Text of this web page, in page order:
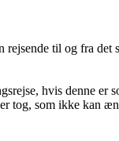
rejsende til og fra
hvis denne er
tog, som ikke kan